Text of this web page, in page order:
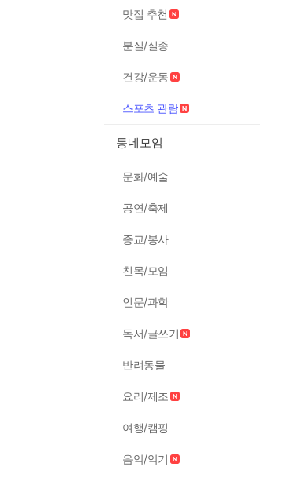
맛집 추천
분실/실종
건강/운동
스포츠 관람
동네모임
문화/예술
공연/축제
종교/봉사
친목/모임
인문/과학
독서/글쓰기
반려동물
요리/제조
여행/캠핑
음악/악기